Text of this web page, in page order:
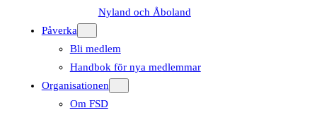
Nyland och Åboland
Påverka
Bli medlem
Handbok för nya medlemmar
Organisationen
Om FSD